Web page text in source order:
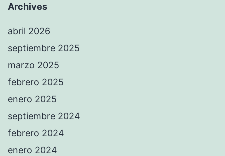
Archives
abril 2026
septiembre 2025
marzo 2025
febrero 2025
enero 2025
septiembre 2024
febrero 2024
enero 2024